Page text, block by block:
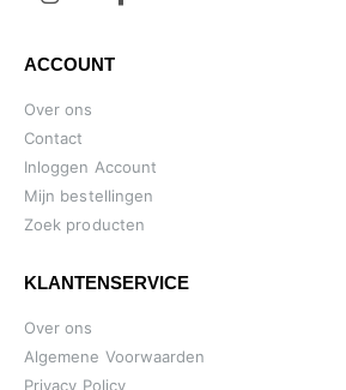
ACCOUNT
Over ons
Contact
Inloggen Account
Mijn bestellingen
Zoek producten
KLANTENSERVICE
Over ons
Algemene Voorwaarden
Privacy Policy